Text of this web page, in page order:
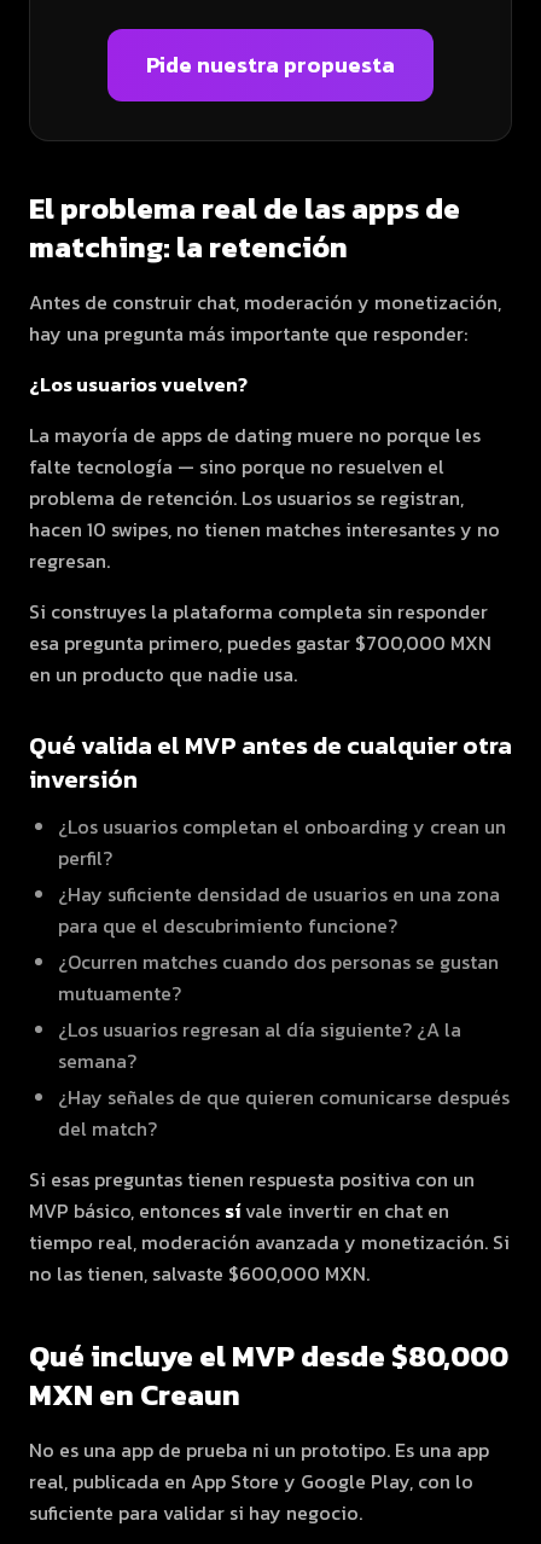
Pide nuestra propuesta
El problema real de las apps de
matching: la retención
Antes de construir chat, moderación y monetización,
hay una pregunta más importante que responder:
¿Los usuarios vuelven?
La mayoría de apps de dating muere no porque les
falte tecnología — sino porque no resuelven el
problema de retención. Los usuarios se registran,
hacen 10 swipes, no tienen matches interesantes y no
regresan.
Si construyes la plataforma completa sin responder
esa pregunta primero, puedes gastar $700,000 MXN
en un producto que nadie usa.
Qué valida el MVP antes de cualquier otra
inversión
¿Los usuarios completan el onboarding y crean un
perfil?
¿Hay suficiente densidad de usuarios en una zona
para que el descubrimiento funcione?
¿Ocurren matches cuando dos personas se gustan
mutuamente?
¿Los usuarios regresan al día siguiente? ¿A la
semana?
¿Hay señales de que quieren comunicarse después
del match?
Si esas preguntas tienen respuesta positiva con un
MVP básico, entonces sívale invertir en chat en
tiempo real, moderación avanzada y monetización. Si
no las tienen, salvaste $600,000 MXN.
Qué incluye el MVP desde $80,000
MXN en Creaun
No es una app de prueba ni un prototipo. Es una app
real, publicada en App Store y Google Play, con lo
suficiente para validar si hay negocio.